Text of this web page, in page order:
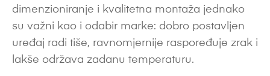
dimenzioniranje i kvalitetna montaža jednako
su važni kao i odabir marke: dobro postavljen
uređaj radi tiše, ravnomjernije raspoređuje zrak i
lakše održava zadanu temperaturu.